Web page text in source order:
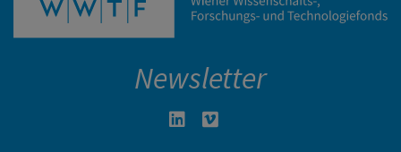
Newsletter
Linkedin in neuem Fenster öffnen